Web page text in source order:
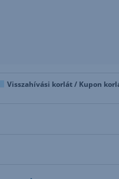
Visszahívási korlát / Kupon